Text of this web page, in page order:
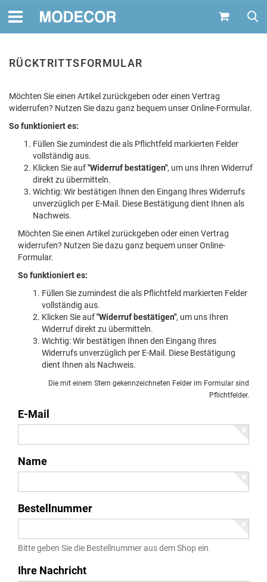
RÜCKTRITTSFORMULAR
Möchten Sie einen Artikel zurückgeben oder einen Vertrag
widerrufen? Nutzen Sie dazu ganz bequem unser Online-Formular.
So funktioniert es:
Füllen Sie zumindest die als Pflichtfeld markierten Felder
vollständig aus.
Klicken Sie auf"Widerruf bestätigen", um uns Ihren Widerruf
direkt zu übermitteln.
Wichtig: Wir bestätigen Ihnen den Eingang Ihres Widerrufs
unverzüglich per E-Mail. Diese Bestätigung dient Ihnen als
Nachweis.
Möchten Sie einen Artikel zurückgeben oder einen Vertrag
widerrufen? Nutzen Sie dazu ganz bequem unser Online-
Formular.
So funktioniert es:
Füllen Sie zumindest die als Pflichtfeld markierten Felder
vollständig aus.
Klicken Sie auf"Widerruf bestätigen", um uns Ihren
Widerruf direkt zu übermitteln.
Wichtig: Wir bestätigen Ihnen den Eingang Ihres
Widerrufs unverzüglich per E-Mail. Diese Bestätigung
dient Ihnen als Nachweis.
Die mit einem Stern gekennzeichneten Felder im Formular sind
Pflichtfelder.
E-Mail
Name
Bestellnummer
Bitte geben Sie die Bestellnummer aus dem Shop ein.
Ihre Nachricht